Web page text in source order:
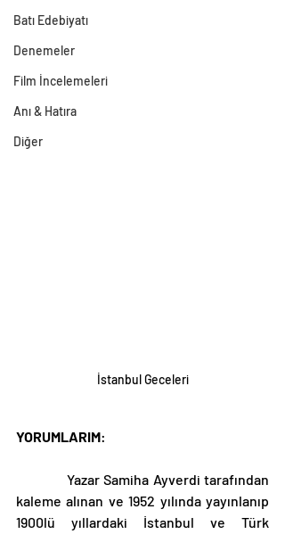
Batı Edebiyatı
Denemeler
Film İncelemeleri
Anı & Hatıra
Diğer
İstanbul Geceleri
YORUMLARIM:
Yazar Samiha Ayverdi tarafından
kaleme alınan ve 1952 yılında yayınlanıp
1900lü yıllardaki İstanbul ve Türk